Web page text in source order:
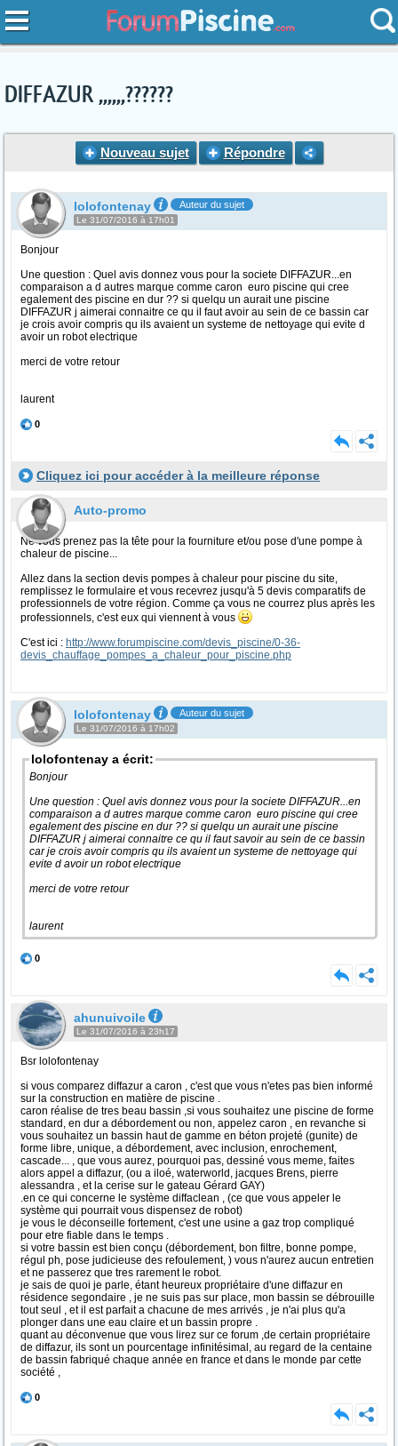
DIFFAZUR ,,,,,,??????
Nouveau sujet Répondre
lolofontenay Auteur du sujet
Le 31/07/2016 à 17h01
Bonjour
Une question : Quel avis donnez vous pour la societe DIFFAZUR...en
comparaison a d autres marque comme caron euro piscine qui cree
egalement des piscine en dur ?? si quelqu un aurait une piscine
DIFFAZUR j aimerai connaitre ce qu il faut avoir au sein de ce bassin car
je crois avoir compris qu ils avaient un systeme de nettoyage qui evite d
avoir un robot electrique
merci de votre retour
laurent
0
Cliquez ici pour accéder à la meilleure réponse
Auto-promo
Ne vous prenez pas la tête pour la fourniture et/ou pose d'une pompe à
chaleur de piscine...
Allez dans la section devis pompes à chaleur pour piscine du site,
remplissez le formulaire et vous recevrez jusqu'à 5 devis comparatifs de
professionnels de votre région. Comme ça vous ne courrez plus après les
professionnels, c'est eux qui viennent à vous
C'est ici : http://www.forumpiscine.com/devis_piscine/0-36-
devis_chauffage_pompes_a_chaleur_pour_piscine.php
lolofontenay Auteur du sujet
Le 31/07/2016 à 17h02
lolofontenay a écrit:
Bonjour
Une question : Quel avis donnez vous pour la societe DIFFAZUR...en
comparaison a d autres marque comme caron euro piscine qui cree
egalement des piscine en dur ?? si quelqu un aurait une piscine
DIFFAZUR j aimerai connaitre ce qu il faut savoir au sein de ce bassin
car je crois avoir compris qu ils avaient un systeme de nettoyage qui
evite d avoir un robot electrique
merci de votre retour
laurent
0
ahunuivoile
Le 31/07/2016 à 23h17
Bsr lolofontenay
si vous comparez diffazur a caron , c'est que vous n'etes pas bien informé
sur la construction en matière de piscine .
caron réalise de tres beau bassin ,si vous souhaitez une piscine de forme
standard, en dur a débordement ou non, appelez caron , en revanche si
vous souhaitez un bassin haut de gamme en béton projeté (gunite) de
forme libre, unique, a débordement, avec inclusion, enrochement,
cascade... , que vous aurez, pourquoi pas, dessiné vous meme, faites
alors appel a diffazur, (ou a iloé, waterworld, jacques Brens, pierre
alessandra , et la cerise sur le gateau Gérard GAY)
.en ce qui concerne le système diffaclean , (ce que vous appeler le
système qui pourrait vous dispensez de robot)
je vous le déconseille fortement, c'est une usine a gaz trop compliqué
pour etre fiable dans le temps .
si votre bassin est bien conçu (débordement, bon filtre, bonne pompe,
régul ph, pose judicieuse des refoulement, ) vous n'aurez aucun entretien
et ne passerez que tres rarement le robot.
je sais de quoi je parle, étant heureux propriétaire d'une diffazur en
résidence segondaire , je ne suis pas sur place, mon bassin se débrouille
tout seul , et il est parfait a chacune de mes arrivés , je n'ai plus qu'a
plonger dans une eau claire et un bassin propre .
quant au déconvenue que vous lirez sur ce forum ,de certain propriétaire
de diffazur, ils sont un pourcentage infinitésimal, au regard de la centaine
de bassin fabriqué chaque année en france et dans le monde par cette
société ,
0